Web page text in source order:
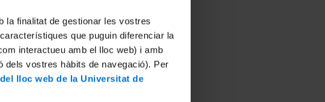
la finalitat de gestionar les vostres
que puguin diferenciar la
interactueu amb el lloc web) i amb
dels vostres hàbits de navegació). Per
lloc web de la Universitat de